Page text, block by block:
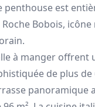
penthouse est
Bobois,
à manger offrent
de plus de
panoramique